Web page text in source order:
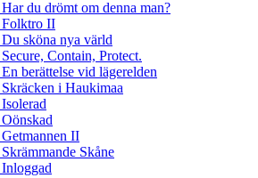
du drömt om denna man?
Folktro II
sköna nya värld
Contain, Protect.
berättelse vid lägerelden
i Haukimaa
II
Skåne